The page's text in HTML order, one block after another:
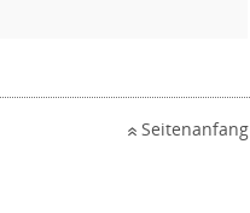
Seitenanfang